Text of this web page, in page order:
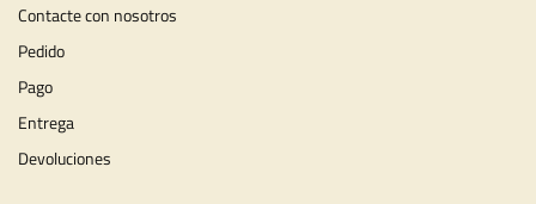
Contacte con nosotros
Pedido
Pago
Entrega
Devoluciones